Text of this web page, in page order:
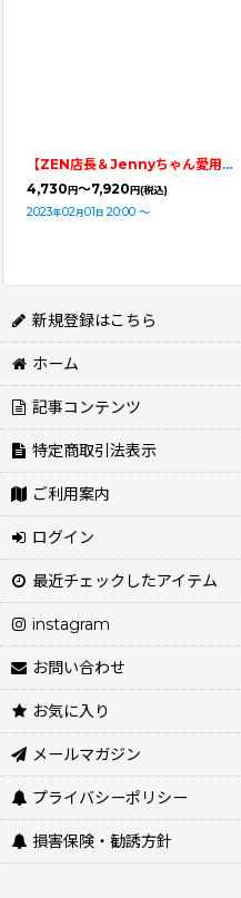
【ZEN店長＆Jennyちゃん愛用フード】
4,730円～7,920円(税込)
2023年02月01 日 20:00 ～
新規登録はこちら
ホーム
記事コンテンツ
特定商取引法表示
ご利用案内
ログイン
最近チェックしたアイテム
instagram
お問い合わせ
お気に入り
メールマガジン
プライバシーポリシー
損害保険・勧誘方針